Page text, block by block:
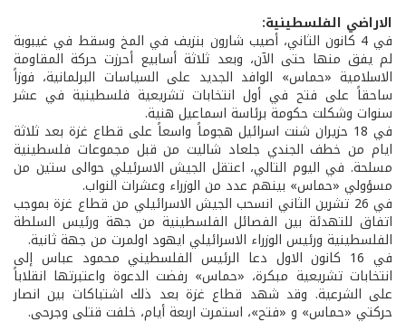
الاراضي الفلسطينية:
في 4 كانون الثاني، أصيب شارون بنزيف في المخ وسقط في غيبوبة
لم يفق منها حتى الآن، وبعد ثلاثة أسابيع أحرزت حركة المقاومة
الاسلامية «حماس» الوافد الجديد على السياسات البرلمانية، فوزاً
ساحقاً على فتح في أول انتخابات تشريعية فلسطينية في عشر
سنوات وشكلت حكومة برئاسة اسماعيل هنية.
في 18 حزيران شنت اسرائيل هجوماً واسعاً على قطاع غزة بعد ثلاثة
ايام من خطف الجندي جلعاد شاليت من قبل مجموعات فلسطينية
مسلحة. في اليوم التالي، اعتقل الجيش الاسرئيلي حوالى ستين من
مسؤولي «حماس» بينهم عدد من الوزراء وعشرات النواب.
في 26 تشرين الثاني انسحب الجيش الاسرائيلي من قطاع غزة بموجب
اتفاق للتهدئة بين الفصائل الفلسطينية من جهة ورئيس السلطة
الفلسطينية ورئيس الوزراء الاسرائيلي ايهود اولمرت من جهة ثانية.
في 16 كانون الاول دعا الرئيس الفلسطيني محمود عباس إلى
انتخابات تشريعية مبكرة، «حماس» رفضت الدعوة واعتبرتها انقلاباً
على الشرعية. وقد شهد قطاع غزة بعد ذلك اشتباكات بين انصار
حركتي «حماس» و «فتح»، استمرت اربعة أيام، خلفت قتلى وجرحى.